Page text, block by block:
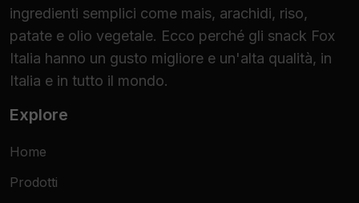
ingredienti semplici come mais, arachidi, riso,
patate e olio vegetale. Ecco perché gli snack Fox
Italia hanno un gusto migliore e un'alta qualità, in
Italia e in tutto il mondo.
Explore
Home
Prodotti